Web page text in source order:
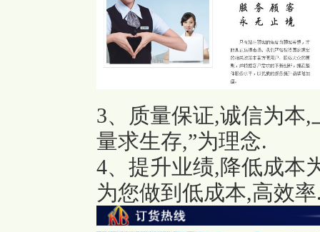
3、质量保证,诚信为本
量求生存,”为理念.
4、提升业绩,降低成本
为您做到低成本,高效